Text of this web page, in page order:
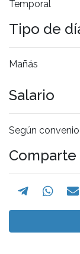
Temporal
Tipo de
Mañás
Salario
Según convenio